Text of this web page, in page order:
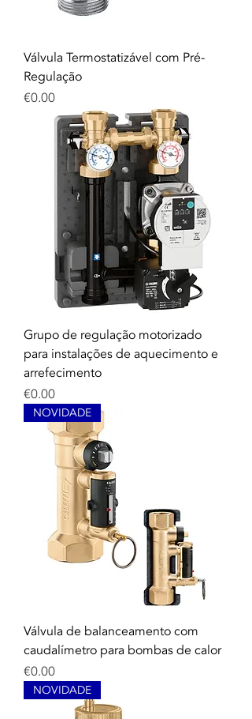
Válvula Termostatizável com Pré-
Regulação
Price
€0.00
Grupo de regulação motorizado
para instalações de aquecimento e
arrefecimento
Price
€0.00
NOVIDADE
Válvula de balanceamento com
caudalímetro para bombas de calor
Price
€0.00
NOVIDADE